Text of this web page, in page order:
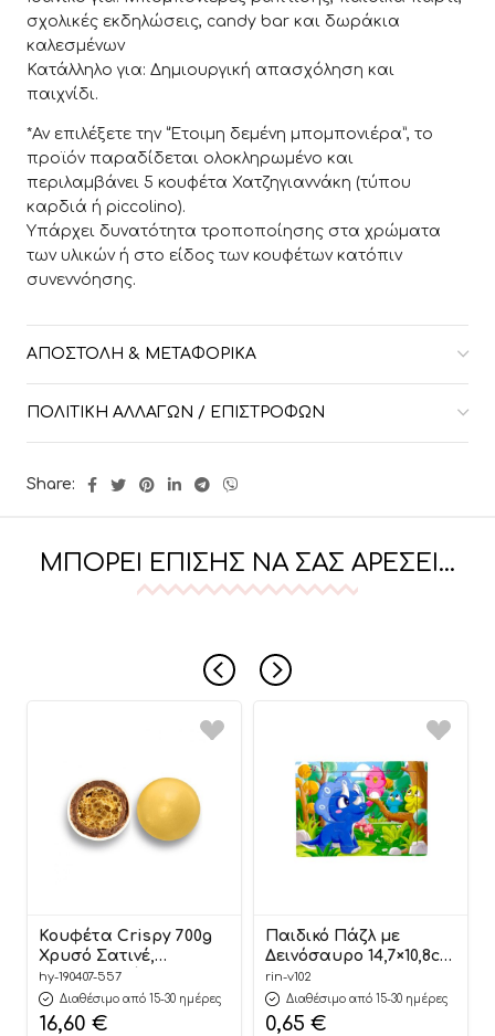
σχολικές εκδηλώσεις, candy bar και δωράκια
καλεσμένων
Κατάλληλο για: Δημιουργική απασχόληση και
παιχνίδι.
*Αν επιλέξετε την “Έτοιμη δεμένη μπομπονιέρα”, το
προϊόν παραδίδεται ολοκληρωμένο και
περιλαμβάνει 5 κουφέτα Χατζηγιαννάκη (τύπου
καρδιά ή piccolino).
Υπάρχει δυνατότητα τροποποίησης στα χρώματα
των υλικών ή στο είδος των κουφέτων κατόπιν
συνεννόησης.
ΑΠΟΣΤΟΛΉ & ΜΕΤΑΦΟΡΙΚΆ
ΠΟΛΙΤΙΚΉ ΑΛΛΑΓΏΝ / ΕΠΙΣΤΡΟΦΏΝ
Share:
ΜΠΟΡΕΊ ΕΠΊΣΗΣ ΝΑ ΣΑΣ ΑΡΈΣΕΙ…
Κουφέτα Crispy 700g
Χρυσό Σατινέ,
Χατζηγιαννάκη
hy-190407-557
Διαθέσιμο από 15-30 ημέρες
16,60 €
Παιδικό Πάζλ με
Δεινόσαυρο 14,7×10,8cm
| Β102 Riniotis
rin-v102
Διαθέσιμο από 15-30 ημέρες
0,65 €